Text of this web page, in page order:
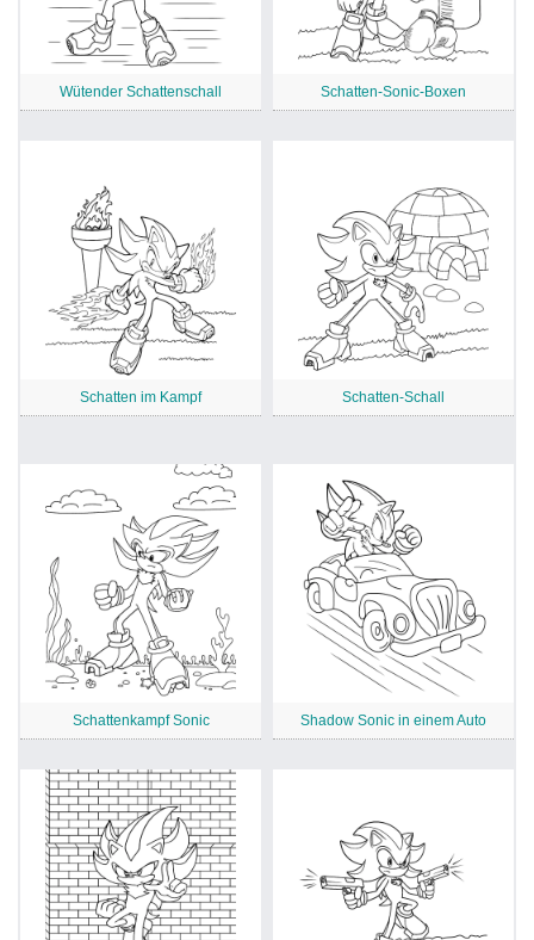
Wütender Schattenschall Schatten-Sonic-Boxen
Schatten im Kampf Schatten-Schall
Schattenkampf Sonic Shadow Sonic in einem Auto